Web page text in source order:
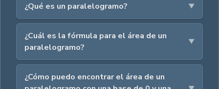
¿Qué es un paralelogramo?
¿Cuál es la fórmula para el área de un
paralelogramo?
¿Cómo puedo encontrar el área de un